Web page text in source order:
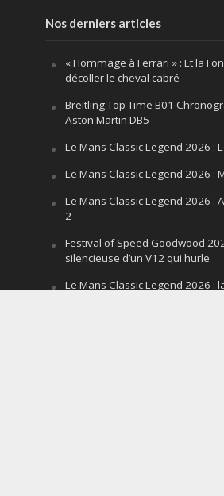
Nos derniers articles
« Hommage à Ferrari » : Et la
décoller le cheval cabré
Breitling Top Time B01
Aston Martin DB5
Le Mans Classic Legend 2026 :
Le Mans Classic Legend 2026 :
Le Mans Classic Legend 2026 :
2
Festival of Speed Goodwood
silencieuse d’un V12 qui hurle
Le Mans Classic Legend 2026 :